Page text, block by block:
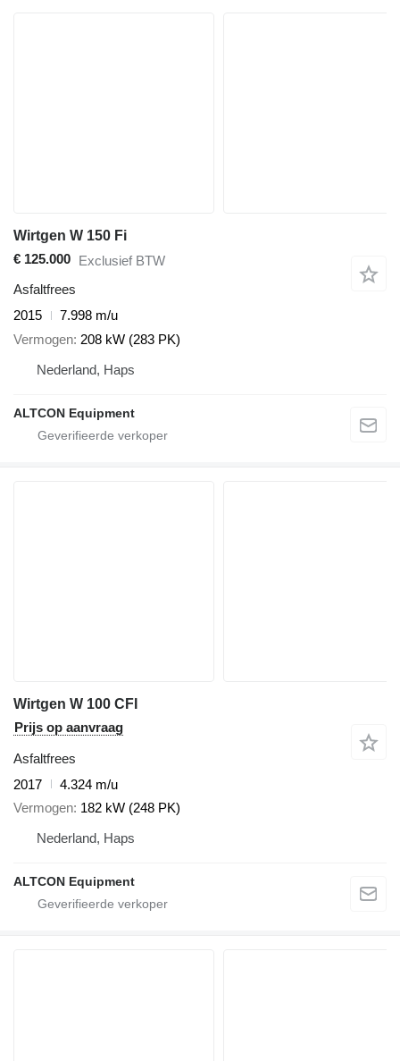
Wirtgen W 150 Fi
€ 125.000 Exclusief BTW
Asfaltfrees
2015
7.998 m/u
Vermogen 208 kW (283 PK)
Nederland, Haps
ALTCON Equipment
Wirtgen W 100 CFI
Prijs op aanvraag
Asfaltfrees
2017
4.324 m/u
Vermogen 182 kW (248 PK)
Nederland, Haps
ALTCON Equipment